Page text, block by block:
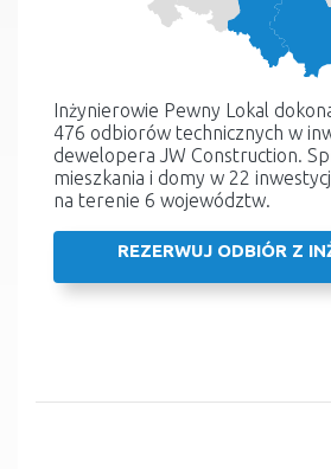
Inżynierowie Pewny Lokal
476 odbiorów technicznych w
dewelopera JW Construction.
mieszkania i domy w 22
na terenie 6 województw.
REZERWUJ ODBIÓR Z